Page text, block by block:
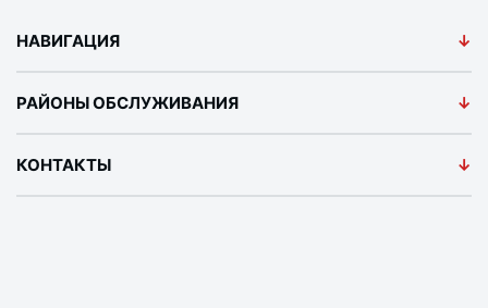
НАВИГАЦИЯ
РАЙОНЫ ОБСЛУЖИВАНИЯ
КОНТАКТЫ